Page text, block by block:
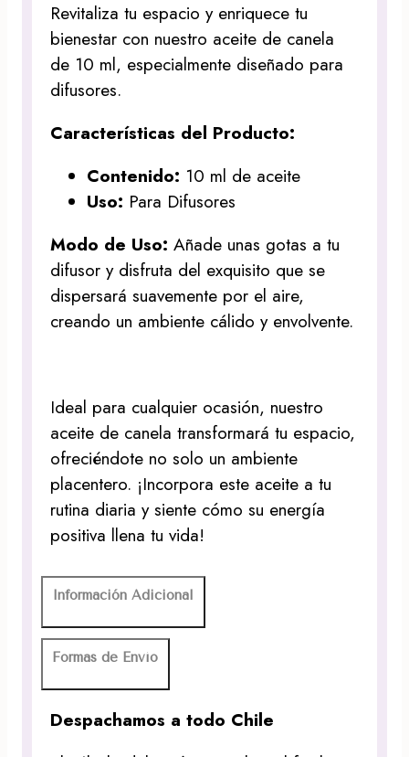
Revitaliza tu espacio y enriquece tu
bienestar con nuestro aceite de canela
de 10 ml, especialmente diseñado para
difusores.
Características del Producto:
Contenido: 10 ml de aceite
Uso: Para Difusores
Modo de Uso: Añade unas gotas a tu
difusor y disfruta del exquisito que se
dispersará suavemente por el aire,
creando un ambiente cálido y envolvente.
Ideal para cualquier ocasión, nuestro
aceite de canela transformará tu espacio,
ofreciéndote no solo un ambiente
placentero. ¡Incorpora este aceite a tu
rutina diaria y siente cómo su energía
positiva llena tu vida!
Información Adicional
Formas de Envío
Despachamos a todo Chile